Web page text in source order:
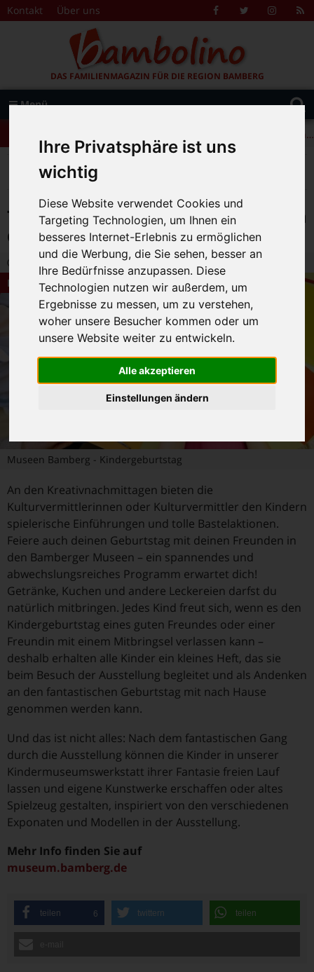
Ihre Privatsphäre ist uns
wichtig
Diese Website verwendet Cookies und
Targeting Technologien, um Ihnen ein
besseres Internet-Erlebnis zu ermöglichen
und die Werbung, die Sie sehen, besser an
Ihre Bedürfnisse anzupassen. Diese
Technologien nutzen wir außerdem, um
Ergebnisse zu messen, um zu verstehen,
woher unsere Besucher kommen oder um
unsere Website weiter zu entwickeln.
Alle akzeptieren
Einstellungen ändern
Zum Inhalt springen
Kontakt Über uns FacebookTwitter
DAS FAMILIENMAGAZIN FÜR DIE REGION BAMBERG
Menü
Suche
nach:
+++ Leolingo: Englischcamp mit Muttersprachlern – auch in Bamberg! +++
Bambolino > Magazin
Tagsüber im Museum Geburtstag in
den Museen Bamberg
13.01.2025 14:51 | Bambolino-Redaktion |
0
Dies und Das
Museen Bamberg - Kindergeburtstag
An den Kreativnachmittagen bieten die
Kulturvermittlerinnen oder Kulturvermittler den Kindern
spielerische Einführungen und tolle Bastelaktionen.
Feiere auch deinen Geburtstag mit deinen Freunden in
den Bamberger Museen – ein spannendes und
abwechslungsreiches Programm erwartet dich!
Getränke, Kuchen und andere Leckereien darfst du
natürlich mitbringen. Jedes Kind freut sich, wenn es den
Kindergeburtstag eines guten Freundes oder einer
Freundin mit einem Mitbringsel verlassen kann –
deshalb erhalten alle Kinder ein kleines Heft, das sie
beim Besuch der Ausstellung begleitet und als Andenken
an den fantastischen Geburtstag mit nach Hause
genommen werden kann.
Und das ist nicht alles: Nach dem fantastischen Gang
durch die Ausstellung können die Kinder in unserer
Kindermuseumswerkstatt ihrer Fantasie freien Lauf
lassen und eigene Kunstwerke erschaffen oder altes
Spielzeug gestalten, inspiriert von den verschiedenen
Exponaten und Modellen in der Ausstellung.
Mehr Info finden Sie auf
museum.bamberg.de
teilen 6 twittern teilen